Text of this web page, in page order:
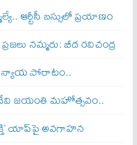
ఆర్టీసీ బస్సులో ప్రయాణం
నమ్మరు: బీద రవిచంద్ర
న్యాయ పోరాటం..
జయంతి మహోత్సవం..
యాప్‌పై అవగాహన